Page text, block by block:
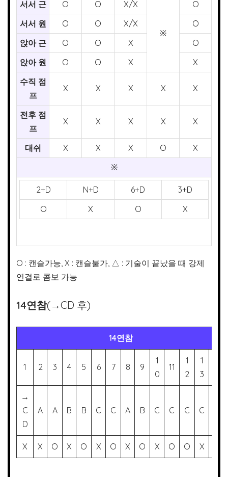
서서 근 O O X/X
※
O
서서 원
O O X/X
O
앉아 근
O O X
O
앉아 원
O O X
X
수직 점
프
X X X X X
전후 점
프
X X X X X
대쉬 X X X O
X
※
2+D N+D 6+D
3+D
O
X O X
O : 캔슬가능, X : 캔슬불가, △ : 기술이 끝났을 때 강제
연결로 콤보 가능
14연참(→CD 후)
14연참
1 2 3 4 5 6 7 8 9
1
0
11
1
2
1
3
→
C
D
A A B B C C A B C C C C
X X O X O X O X O X O O X